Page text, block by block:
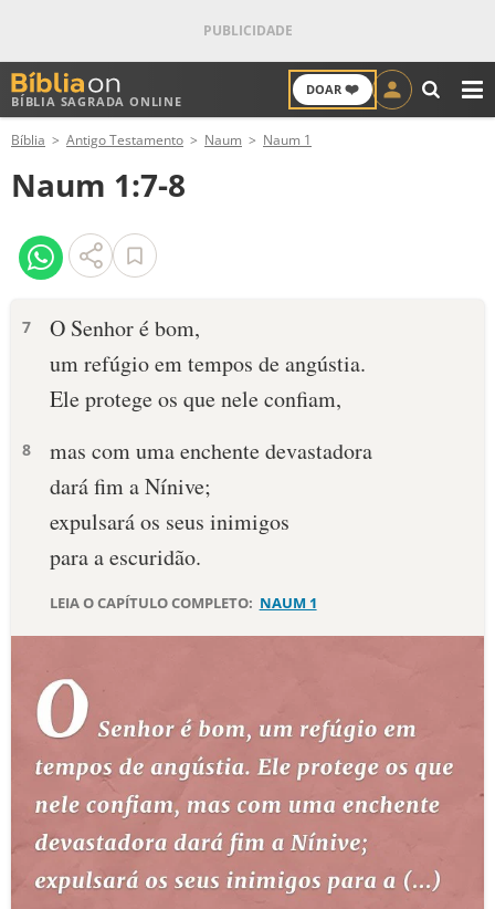
BÍBLIA SAGRADA ONLINE
DOAR ❤️
ANTIGO TESTAMENTO
NOVO TESTAMENTO
VERSÍCULOS
PALAVRA DO DIA
DEVOCIONAL DIÁRIO
10 MANDAMENTOS
ESTUDOS BÍBLICOS
TEMAS
PERGUNTE À BÍBLIA IA
TERMO BÍBLICO JOGOS
QUEM SOMOS
Bíblia Antigo Testamento Naum Naum 1
Naum 1:7-8
7
O Senhor é bom,
um refúgio em tempos de angústia.
Ele protege os que nele confiam,
8
mas com uma enchente devastadora
dará fim a Nínive;
expulsará os seus inimigos
para a escuridão.
LEIA O CAPÍTULO COMPLETO: NAUM 1